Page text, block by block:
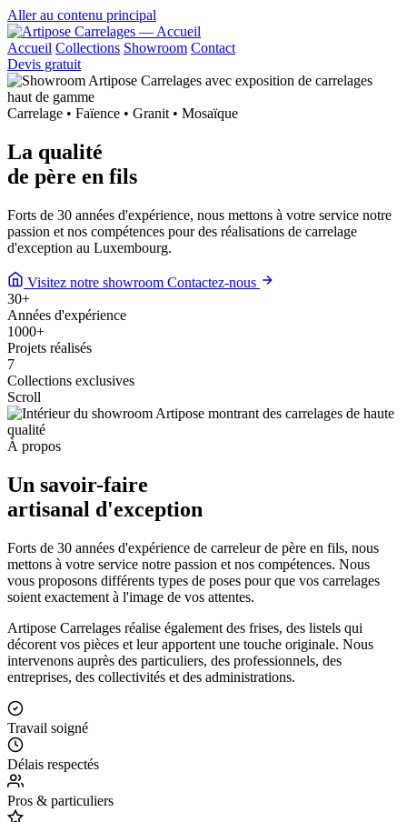
Aller au contenu principal
Accueil Collections Showroom Contact
Devis gratuit
Carrelage • Faïence • Granit • Mosaïque
La qualité
de père en fils
Forts de 30 années d'expérience, nous mettons à votre service notre
passion et nos compétences pour des réalisations de carrelage
d'exception au Luxembourg.
Visitez notre showroom Contactez-nous
30+
Années d'expérience
1000+
Projets réalisés
7
Collections exclusives
Scroll
À propos
Un savoir-faire
artisanal d'exception
Forts de 30 années d'expérience de carreleur de père en fils, nous
mettons à votre service notre passion et nos compétences. Nous
vous proposons différents types de poses pour que vos carrelages
soient exactement à l'image de vos attentes.
Artipose Carrelages réalise également des frises, des listels qui
décorent vos pièces et leur apportent une touche originale. Nous
intervenons auprès des particuliers, des professionnels, des
entreprises, des collectivités et des administrations.
Travail soigné
Délais respectés
Pros & particuliers